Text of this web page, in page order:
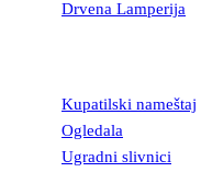
Drvena Lamperija
Kupatilski nameštaj
Ogledala
Ugradni slivnici